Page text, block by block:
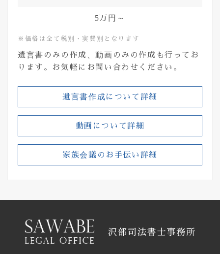
5万円～
※価格は全て税別・実費別となります
遺言書のみの作成、動画のみの作成も行ってお
ります。お気軽にお問い合わせください。
遺言書作成について詳細
動画について詳細
家族会議のお手伝い詳細